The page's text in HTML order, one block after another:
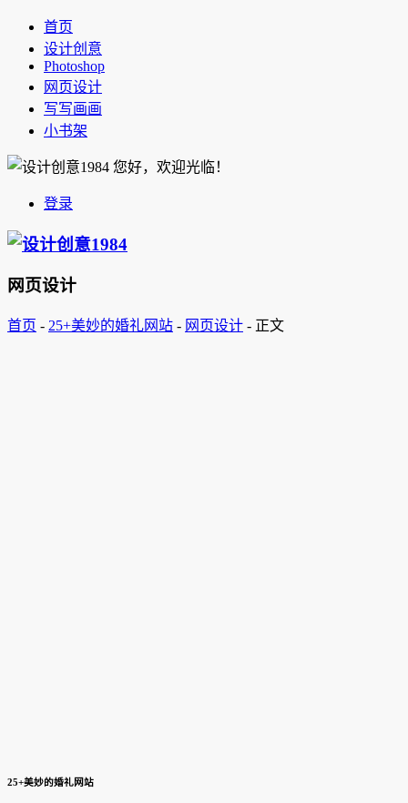
首页
设计创意
Photoshop
网页设计
写写画画
小书架
您好，欢迎光临！
登录
网页设计
首页 - 25+美妙的婚礼网站 - 网页设计 - 正文
25+美妙的婚礼网站